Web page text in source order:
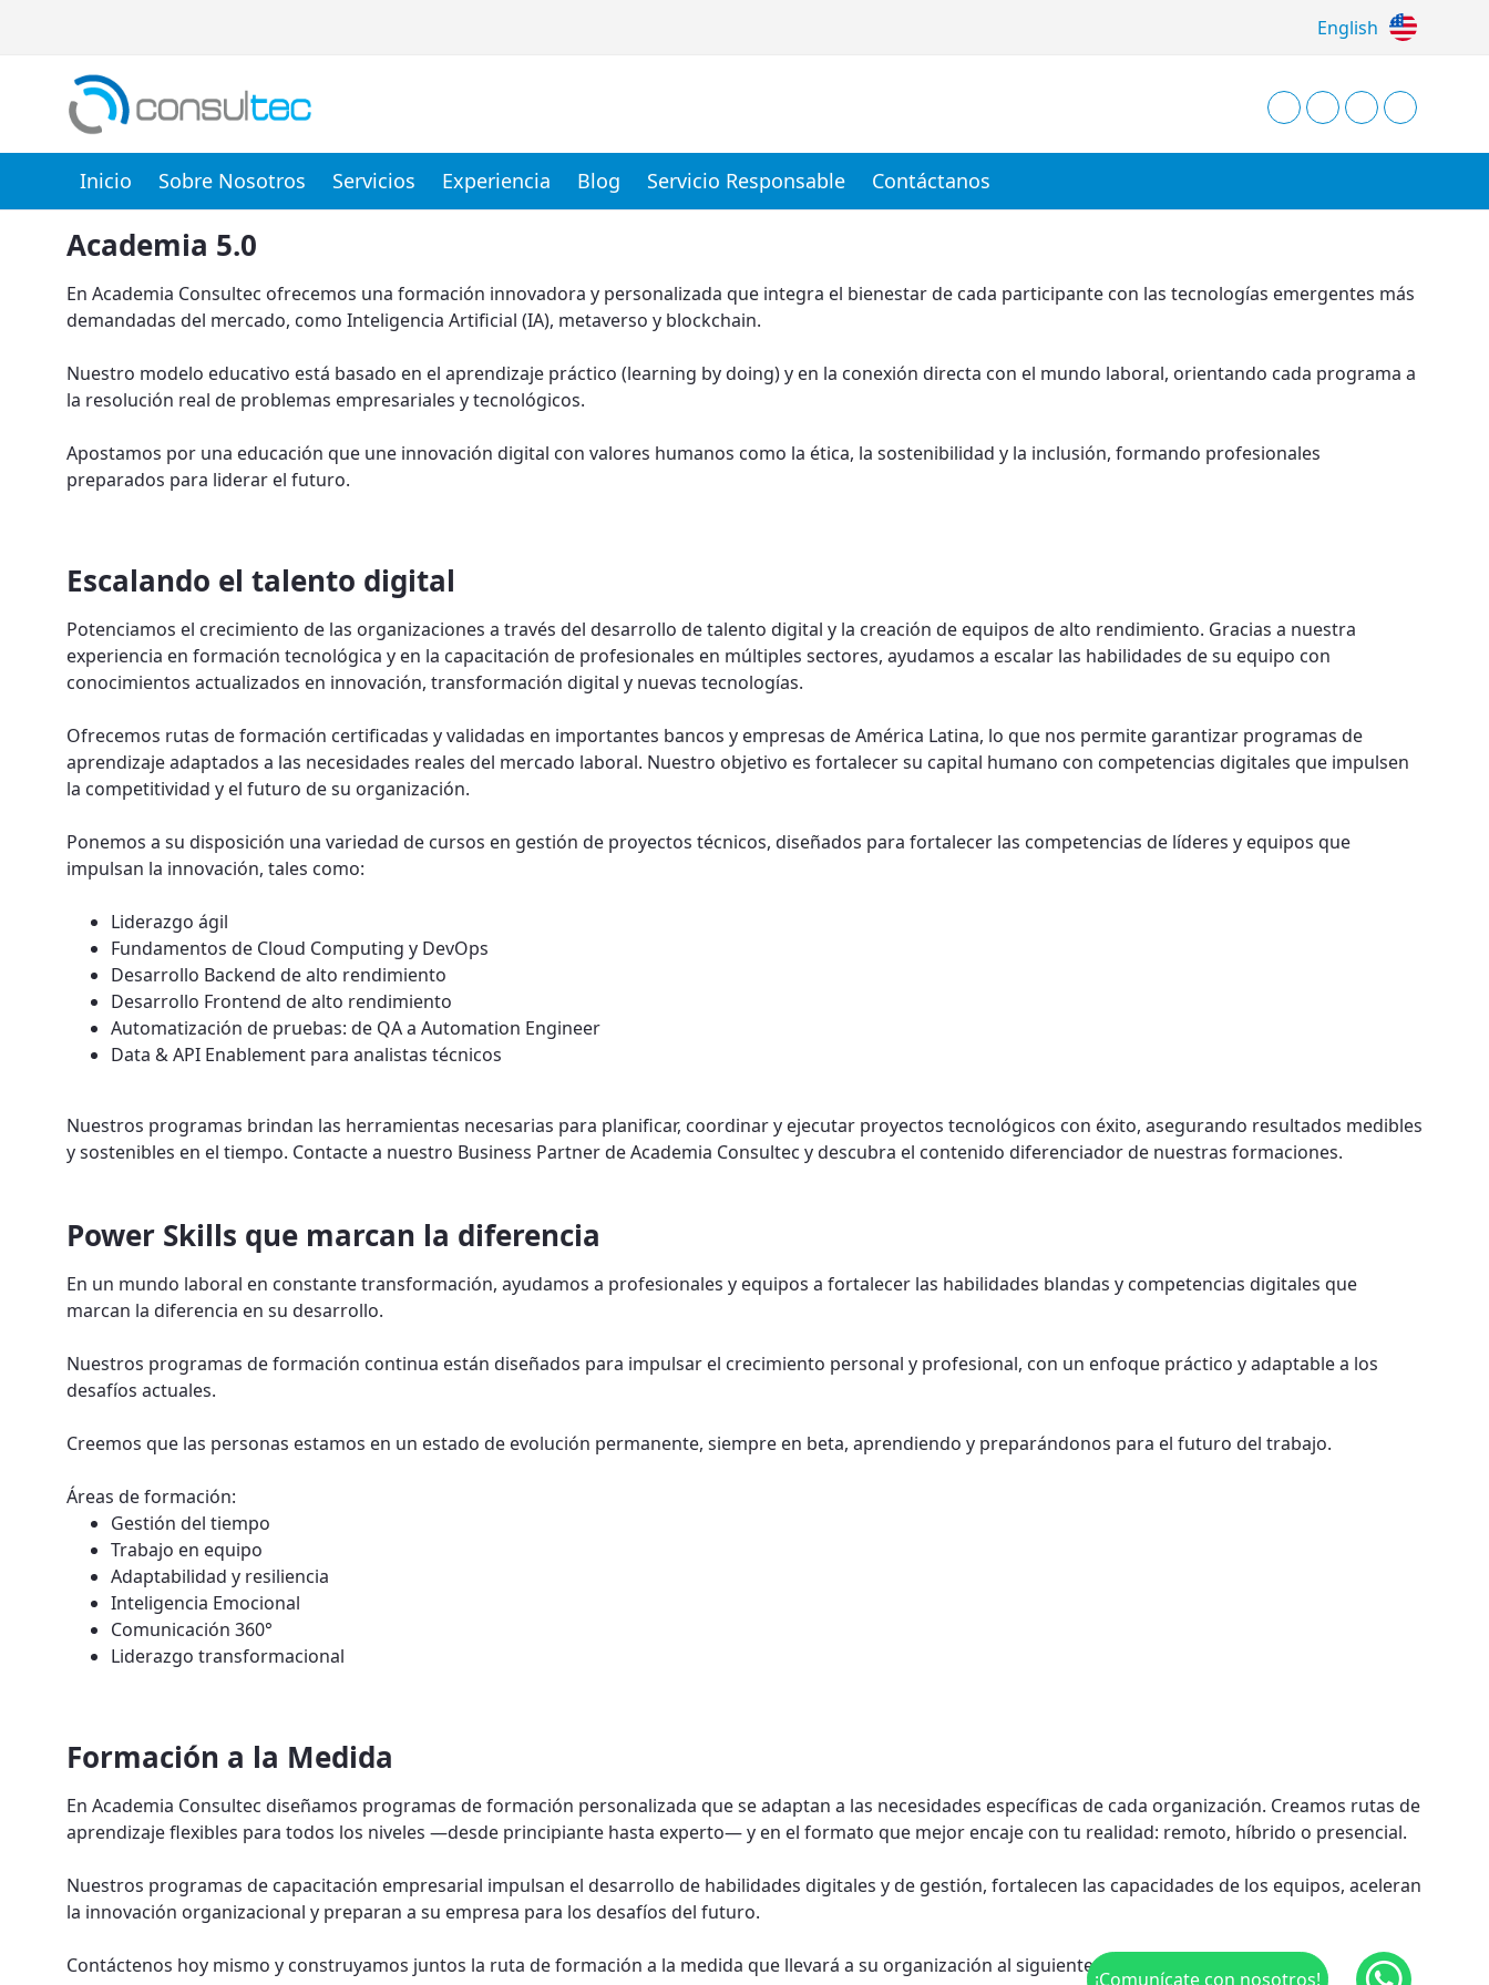
English
Inicio Sobre Nosotros Servicios Experiencia Blog Servicio Responsable Contáctanos
Academia 5.0
En Academia Consultec ofrecemos una formación innovadora y personalizada que integra el bienestar de cada participante con las tecnologías emergentes más
demandadas del mercado, como Inteligencia Artificial (IA), metaverso y blockchain.
Nuestro modelo educativo está basado en el aprendizaje práctico (learning by doing) y en la conexión directa con el mundo laboral, orientando cada programa a
la resolución real de problemas empresariales y tecnológicos.
Apostamos por una educación que une innovación digital con valores humanos como la ética, la sostenibilidad y la inclusión, formando profesionales
preparados para liderar el futuro.
Escalando el talento digital
Potenciamos el crecimiento de las organizaciones a través del desarrollo de talento digital y la creación de equipos de alto rendimiento. Gracias a nuestra
experiencia en formación tecnológica y en la capacitación de profesionales en múltiples sectores, ayudamos a escalar las habilidades de su equipo con
conocimientos actualizados en innovación, transformación digital y nuevas tecnologías.
Ofrecemos rutas de formación certificadas y validadas en importantes bancos y empresas de América Latina, lo que nos permite garantizar programas de
aprendizaje adaptados a las necesidades reales del mercado laboral. Nuestro objetivo es fortalecer su capital humano con competencias digitales que impulsen
la competitividad y el futuro de su organización.
Ponemos a su disposición una variedad de cursos en gestión de proyectos técnicos, diseñados para fortalecer las competencias de líderes y equipos que
impulsan la innovación, tales como:
Liderazgo ágil
Fundamentos de Cloud Computing y DevOps
Desarrollo Backend de alto rendimiento
Desarrollo Frontend de alto rendimiento
Automatización de pruebas: de QA a Automation Engineer
Data & API Enablement para analistas técnicos
Nuestros programas brindan las herramientas necesarias para planificar, coordinar y ejecutar proyectos tecnológicos con éxito, asegurando resultados medibles
y sostenibles en el tiempo. Contacte a nuestro Business Partner de Academia Consultec y descubra el contenido diferenciador de nuestras formaciones.
Power Skills que marcan la diferencia
En un mundo laboral en constante transformación, ayudamos a profesionales y equipos a fortalecer las habilidades blandas y competencias digitales que
marcan la diferencia en su desarrollo.
Nuestros programas de formación continua están diseñados para impulsar el crecimiento personal y profesional, con un enfoque práctico y adaptable a los
desafíos actuales.
Creemos que las personas estamos en un estado de evolución permanente, siempre en beta, aprendiendo y preparándonos para el futuro del trabajo.
Áreas de formación:
Gestión del tiempo
Trabajo en equipo
Adaptabilidad y resiliencia
Inteligencia Emocional
Comunicación 360°
Liderazgo transformacional
Formación a la Medida
En Academia Consultec diseñamos programas de formación personalizada que se adaptan a las necesidades específicas de cada organización. Creamos rutas de
aprendizaje flexibles para todos los niveles —desde principiante hasta experto— y en el formato que mejor encaje con tu realidad: remoto, híbrido o presencial.
Nuestros programas de capacitación empresarial impulsan el desarrollo de habilidades digitales y de gestión, fortalecen las capacidades de los equipos, aceleran
la innovación organizacional y preparan a su empresa para los desafíos del futuro.
Contáctenos hoy mismo y construyamos juntos la ruta de formación a la medida que llevará a su organización al siguiente nivel.
¡Comunícate con nosotros!